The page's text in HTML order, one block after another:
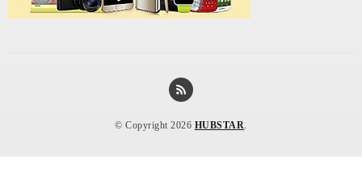
© Copyright 2026 HUBSTAR.